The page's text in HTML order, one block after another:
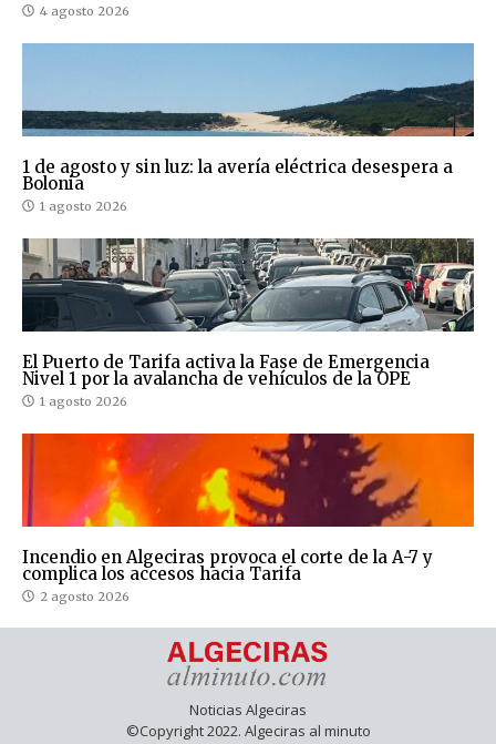
4 agosto 2026
1 de agosto y sin luz: la avería eléctrica desespera a
Bolonia
1 agosto 2026
El Puerto de Tarifa activa la Fase de Emergencia
Nivel 1 por la avalancha de vehículos de la OPE
1 agosto 2026
Incendio en Algeciras provoca el corte de la A-7 y
complica los accesos hacia Tarifa
2 agosto 2026
Noticias Algeciras
©Copyright 2022. Algeciras al minuto